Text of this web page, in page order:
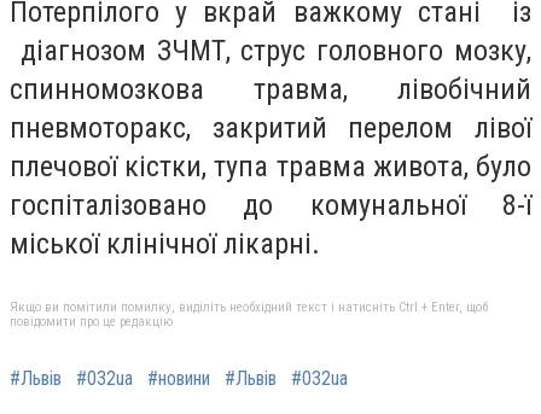
Потерпілого у вкрай важкому стані із
діагнозом ЗЧМТ, струс головного мозку,
спинномозкова травма, лівобічний
пневмоторакс, закритий перелом лівої
плечової кістки, тупа травма живота, було
госпіталізовано до комунальної 8-ї
міської клінічної лікарні.
Якщо ви помітили помилку, виділіть необхідний текст і натисніть Ctrl + Enter, щоб
повідомити про це редакцію
#Львів #032ua #новини #Львів #032ua